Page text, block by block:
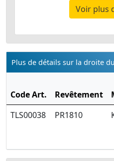
Voir plus
Plus de détails sur la droite
Code Art. Revêtement
TLS00038
PR1810